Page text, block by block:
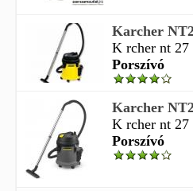
Karcher
K rcher nt 27
Porszívó
Karcher
K rcher nt 27
Porszívó